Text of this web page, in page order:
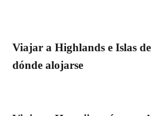
Viajar a Highlands e Islas
dónde alojarse